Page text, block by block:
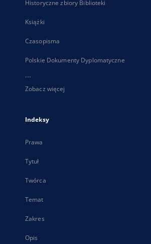
Historyczne zbiory Biblioteki
Książki
Czasopisma
Polskie Dokumenty Dyplomatyczne
...
Zobacz więcej
Indeksy
Prawa
Tytuł
Twórca
Temat
Zakres
Opis